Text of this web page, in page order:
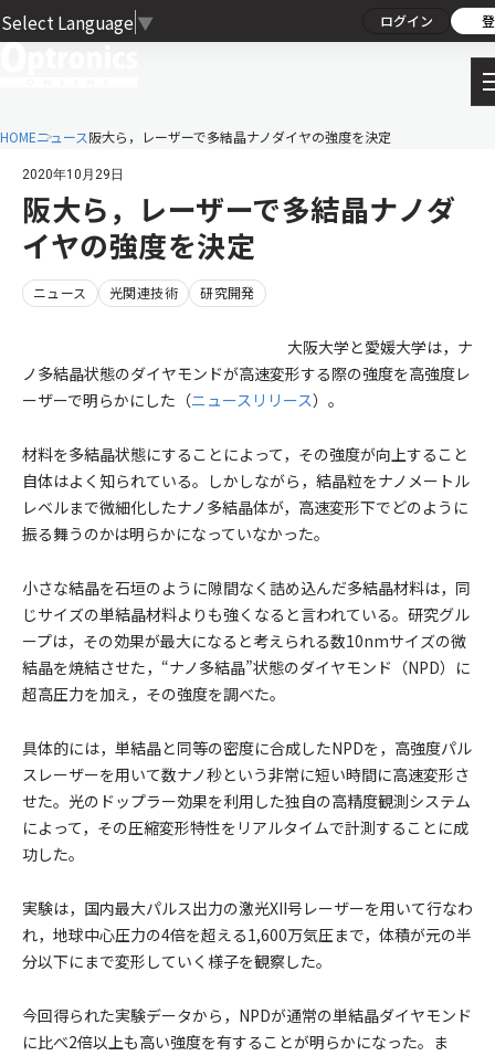
Select Language ▼ ログイン
HOMEニュース阪大ら，レーザーで多結晶ナノダイヤの強度を決定
2020年10月29日
阪大ら，レーザーで多結晶ナノダ
イヤの強度を決定
ニュース 光関連技術 研究開発
大阪大学と愛媛大学は，ナ
ノ多結晶状態のダイヤモンドが高速変形する際の強度を高強度レ
ーザーで明らかにした（ニュースリリース）。
材料を多結晶状態にすることによって，その強度が向上すること
自体はよく知られている。しかしながら，結晶粒をナノメートル
レベルまで微細化したナノ多結晶体が，高速変形下でどのように
振る舞うのかは明らかになっていなかった。
小さな結晶を石垣のように隙間なく詰め込んだ多結晶材料は，同
じサイズの単結晶材料よりも強くなると言われている。研究グル
ープは，その効果が最大になると考えられる数10nmサイズの微
結晶を焼結させた，“ナノ多結晶”状態のダイヤモンド（NPD）に
超高圧力を加え，その強度を調べた。
具体的には，単結晶と同等の密度に合成したNPDを，高強度パル
スレーザーを用いて数ナノ秒という非常に短い時間に高速変形さ
せた。光のドップラー効果を利用した独自の高精度観測システム
によって，その圧縮変形特性をリアルタイムで計測することに成
功した。
実験は，国内最大パルス出力の激光XII号レーザーを用いて行なわ
れ，地球中心圧力の4倍を超える1,600万気圧まで，体積が元の半
分以下にまで変形していく様子を観察した。
今回得られた実験データから，NPDが通常の単結晶ダイヤモンド
に比べ2倍以上も高い強度を有することが明らかになった。ま